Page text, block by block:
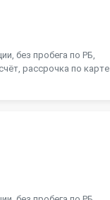
без пробега по РБ,
рассрочка по карте